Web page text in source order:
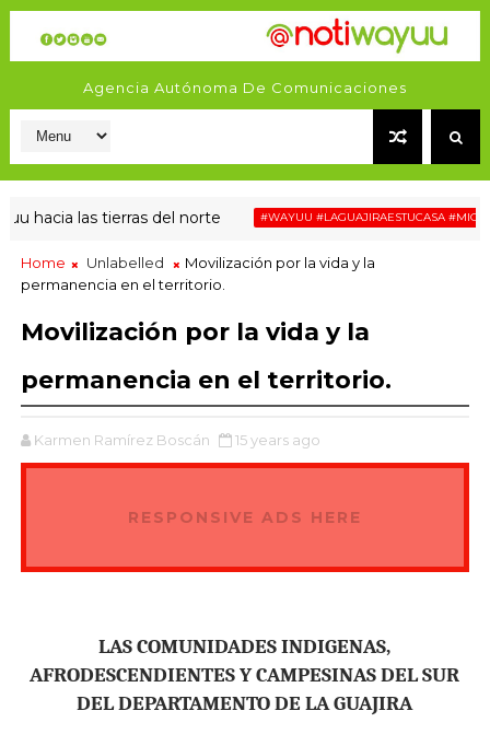
Agencia Autónoma De Comunicaciones
las tierras del norte #WAYUU #LAGUAJIRAESTUCASA
Home Unlabelled
Movilización por la vida y la
permanencia en el territorio.
Movilización por la vida y la
permanencia en el territorio.
Karmen Ramírez Boscán 15 years ago
RESPONSIVE ADS HERE
LAS COMUNIDADES INDIGENAS,
AFRODESCENDIENTES Y CAMPESINAS DEL SUR
DEL DEPARTAMENTO DE LA GUAJIRA